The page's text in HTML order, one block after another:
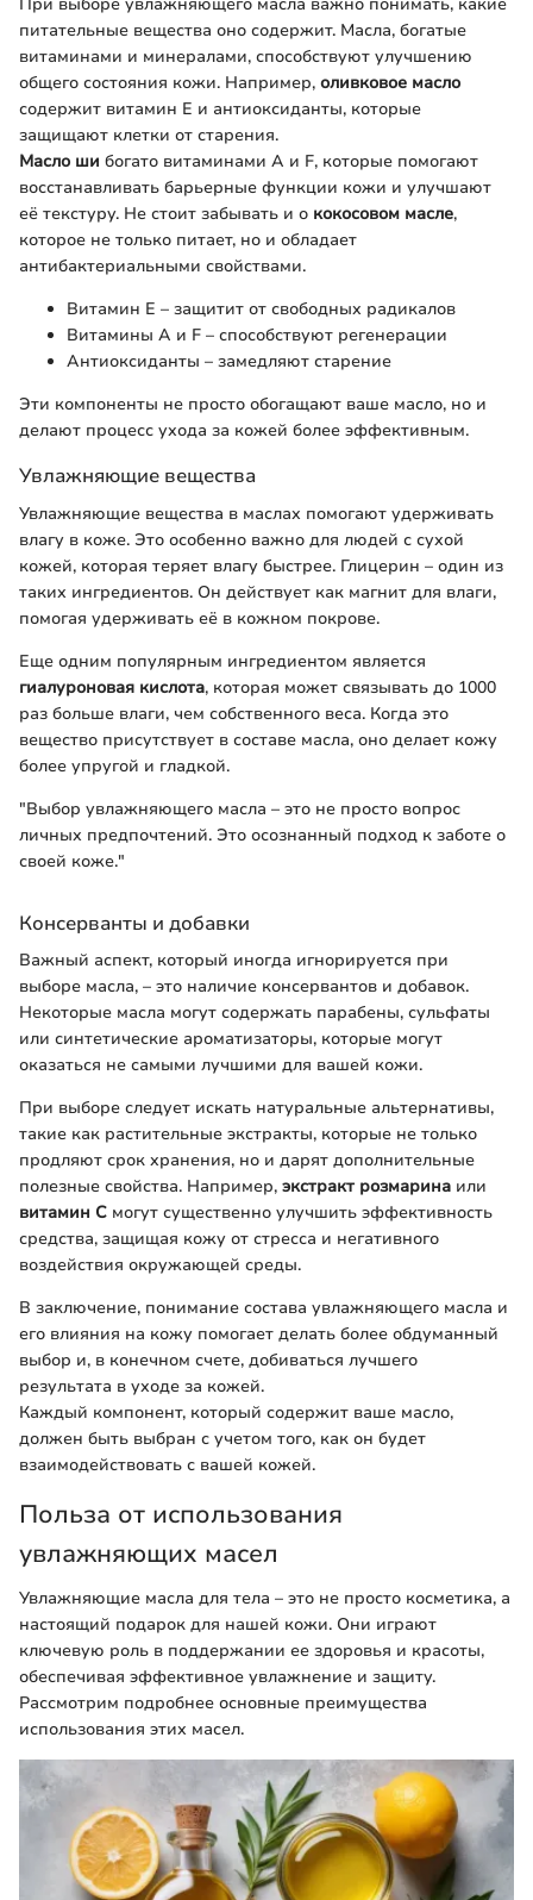
При выборе увлажняющего масла важно понимать, какие
питательные вещества оно содержит. Масла, богатые
витаминами и минералами, способствуют улучшению
общего состояния кожи. Например, оливковое масло
содержит витамин E и антиоксиданты, которые
защищают клетки от старения.
Масло ши богато витаминами A и F, которые помогают
восстанавливать барьерные функции кожи и улучшают
её текстуру. Не стоит забывать и о кокосовом масле,
которое не только питает, но и обладает
антибактериальными свойствами.
Витамин E – защитит от свободных радикалов
Витамины A и F – способствуют регенерации
Антиоксиданты – замедляют старение
Эти компоненты не просто обогащают ваше масло, но и
делают процесс ухода за кожей более эффективным.
Увлажняющие вещества
Увлажняющие вещества в маслах помогают удерживать
влагу в коже. Это особенно важно для людей с сухой
кожей, которая теряет влагу быстрее. Глицерин – один из
таких ингредиентов. Он действует как магнит для влаги,
помогая удерживать её в кожном покрове.
Еще одним популярным ингредиентом является
гиалуроновая кислота, которая может связывать до 1000
раз больше влаги, чем собственного веса. Когда это
вещество присутствует в составе масла, оно делает кожу
более упругой и гладкой.
"Выбор увлажняющего масла – это не просто вопрос
личных предпочтений. Это осознанный подход к заботе о
своей коже."
Консерванты и добавки
Важный аспект, который иногда игнорируется при
выборе масла, – это наличие консервантов и добавок.
Некоторые масла могут содержать парабены, сульфаты
или синтетические ароматизаторы, которые могут
оказаться не самыми лучшими для вашей кожи.
При выборе следует искать натуральные альтернативы,
такие как растительные экстракты, которые не только
продляют срок хранения, но и дарят дополнительные
полезные свойства. Например, экстракт розмарина или
витамин C могут существенно улучшить эффективность
средства, защищая кожу от стресса и негативного
воздействия окружающей среды.
В заключение, понимание состава увлажняющего масла и
его влияния на кожу помогает делать более обдуманный
выбор и, в конечном счете, добиваться лучшего
результата в уходе за кожей.
Каждый компонент, который содержит ваше масло,
должен быть выбран с учетом того, как он будет
взаимодействовать с вашей кожей.
Польза от использования
увлажняющих масел
Увлажняющие масла для тела – это не просто косметика, а
настоящий подарок для нашей кожи. Они играют
ключевую роль в поддержании ее здоровья и красоты,
обеспечивая эффективное увлажнение и защиту.
Рассмотрим подробнее основные преимущества
использования этих масел.